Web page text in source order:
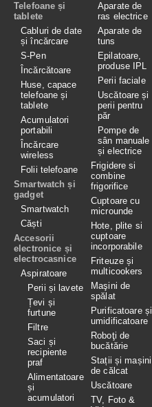
Telefoane și
tablete
Cabluri de date
și încărcare
S-Pen
Încărcătoare
Huse, capace
telefoane și
tablete
Acumulatori
portabili
Încărcare
wireless
Folii telefoane
Smartwatch și
gadget
Smartwatch
Căști
Accesorii
electronice și
electrocasnice
Aspiratoare
Perii și lavete
Țevi și
furtune
Filtre
Saci și
recipiente
praf
Alimentatoare
și
acumulatori
Aparate de
ras electrice
Aparate de
tuns
Epilatoare,
produse IPL
Perii faciale
Uscătoare și
perii pentru
păr
Pompe de
sân manuale
și electrice
Frigidere si
combine
frigorifice
Cuptoare cu
microunde
Hote, plite si
cuptoare
incorporabile
Friteuze și
multicookers
Maşini de
spălat
Purificatoare și
umidificatoare
Roboţi de
bucătărie
Stații și mașini
de călcat
Uscătoare
TV, Foto &